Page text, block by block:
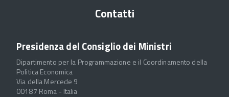
Contatti
Presidenza del Consiglio dei Ministri
Dipartimento per la Programmazione e il Coordinamento della
Politica Economica
Via della Mercede 9
00187 Roma - Italia